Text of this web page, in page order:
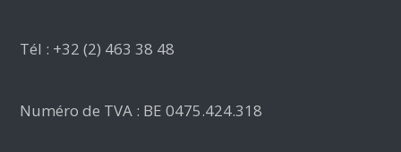
Tél : +32 (2) 463 38 48
Numéro de TVA : BE 0475.424.318